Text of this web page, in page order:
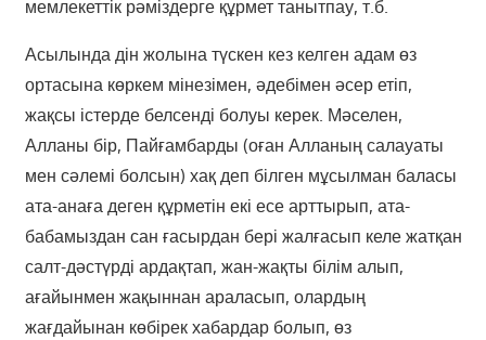
мемлекеттік рәміздерге құрмет танытпау, т.б.
Асылында дін жолына түскен кез келген адам өз
ортасына көркем мінезімен, әдебімен әсер етіп,
жақсы істерде белсенді болуы керек. Мәселен,
Алланы бір, Пайғамбарды (оған Алланың салауаты
мен сәлемі болсын) хақ деп білген мұсылман баласы
ата-анаға деген құрметін екі есе арттырып, ата-
бабамыздан сан ғасырдан бері жалғасып келе жатқан
салт-дәстүрді ардақтап, жан-жақты білім алып,
ағайынмен жақыннан араласып, олардың
жағдайынан көбірек хабардар болып, өз